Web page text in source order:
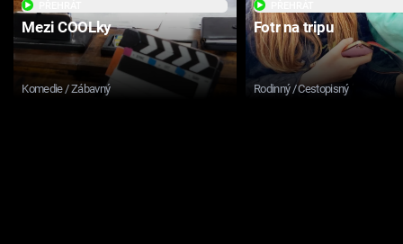
Mezi COOLky
Komedie / Zábavný
Fotr na tripu
Rodinný / Cestopisný